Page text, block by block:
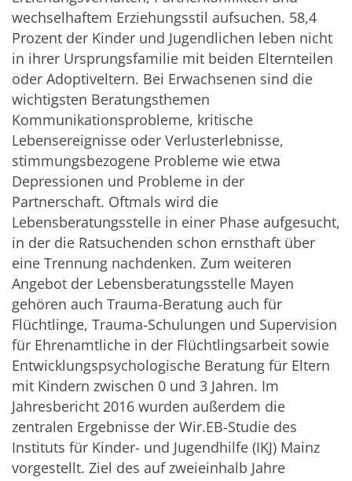
wechselhaftem Erziehungsstil aufsuchen. 58,4
Prozent der Kinder und Jugendlichen leben nicht
in ihrer Ursprungsfamilie mit beiden Elternteilen
oder Adoptiveltern. Bei Erwachsenen sind die
wichtigsten Beratungsthemen
Kommunikationsprobleme, kritische
Lebensereignisse oder Verlusterlebnisse,
stimmungsbezogene Probleme wie etwa
Depressionen und Probleme in der
Partnerschaft. Oftmals wird die
Lebensberatungsstelle in einer Phase aufgesucht,
in der die Ratsuchenden schon ernsthaft über
eine Trennung nachdenken. Zum weiteren
Angebot der Lebensberatungsstelle Mayen
gehören auch Trauma-Beratung auch für
Flüchtlinge, Trauma-Schulungen und Supervision
für Ehrenamtliche in der Flüchtlingsarbeit sowie
Entwicklungspsychologische Beratung für Eltern
mit Kindern zwischen 0 und 3 Jahren. Im
Jahresbericht 2016 wurden außerdem die
zentralen Ergebnisse der Wir.EB-Studie des
Instituts für Kinder- und Jugendhilfe (IKJ) Mainz
vorgestellt. Ziel des auf zweieinhalb Jahre